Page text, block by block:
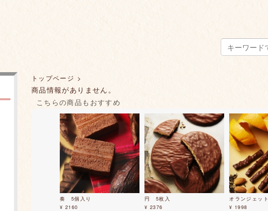
トップページ >
商品情報がありません。
こちらの商品もおすすめ
奏 5個入り
¥ 2160
円 5枚入
¥ 2376
オランジェット
¥ 1998